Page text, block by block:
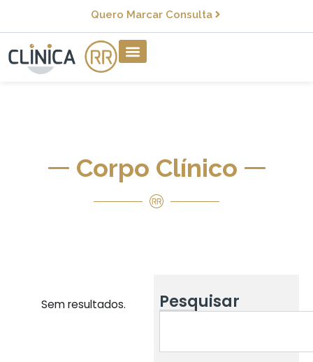
Quero Marcar Consulta
Corpo Clínico
Sem resultados. Pesquisar